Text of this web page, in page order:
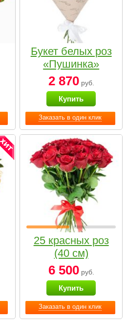
Заказать в один клик
Букет белых роз
«Пушинка»
2 870руб.
Купить
Заказать в один клик
25 красных роз
(40 см)
6 500руб.
Купить